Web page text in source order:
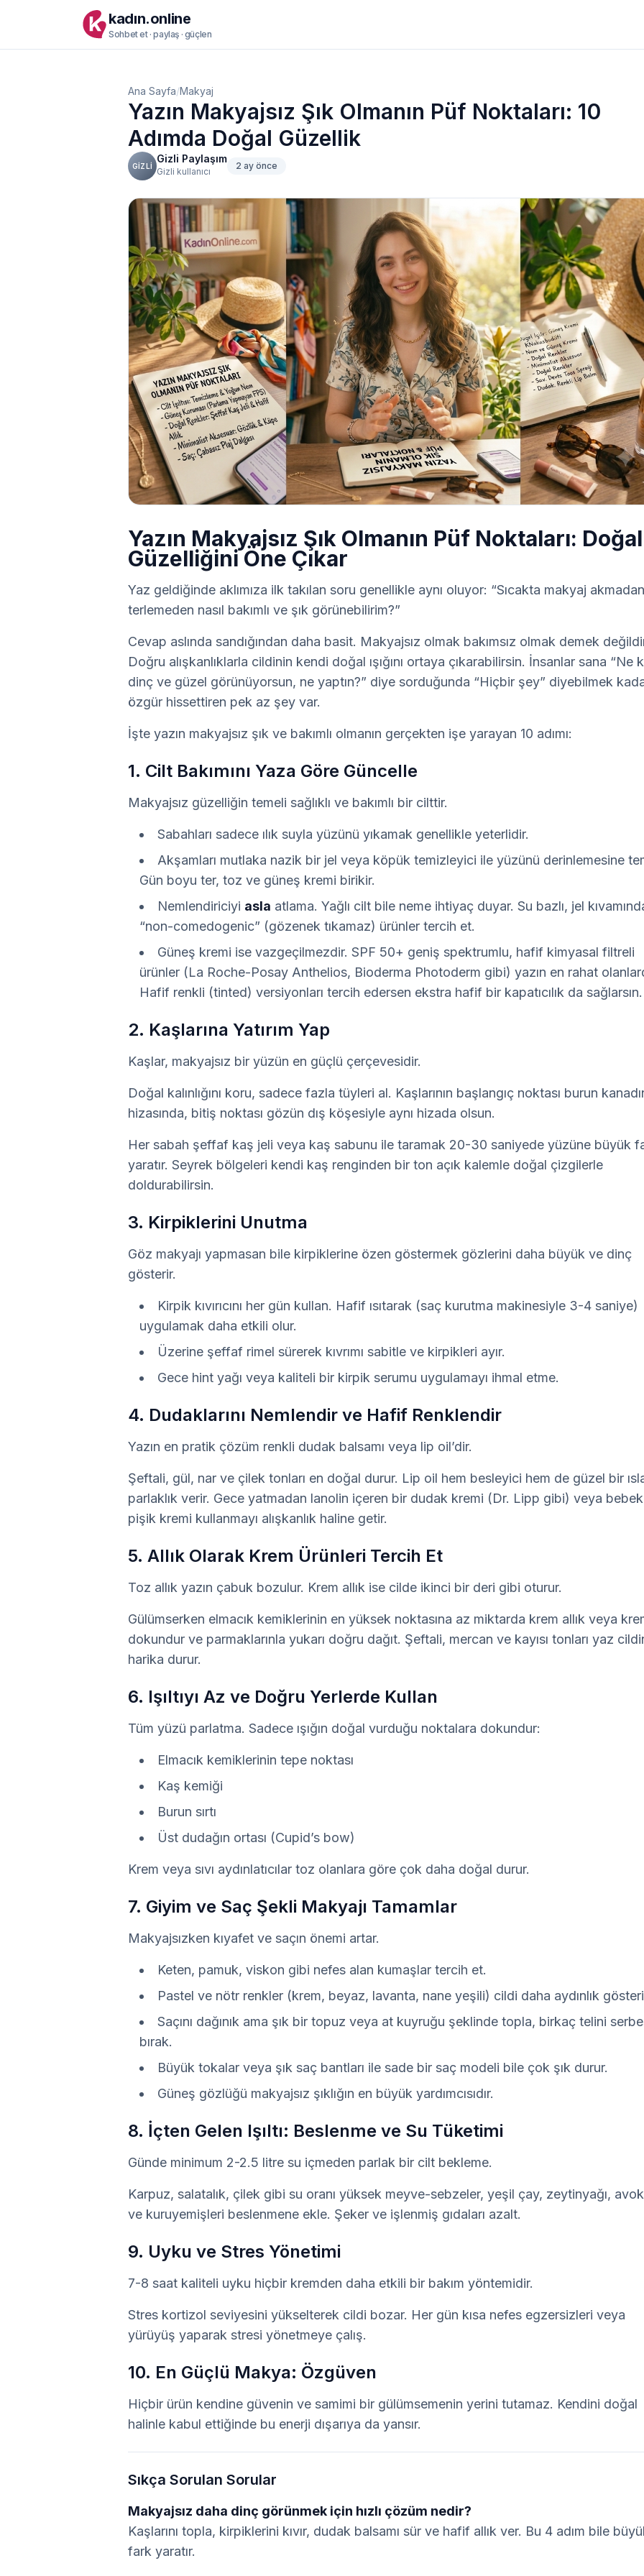
kadın.online
Sohbet et · paylaş · güçlen
Ana Sayfa/Makyaj
Yazın Makyajsız Şık Olmanın Püf Noktaları: 10
Adımda Doğal Güzellik
GIZLI
Gizli Paylaşım
Gizli kullanıcı
2 ay önce
Yazın Makyajsız Şık Olmanın Püf Noktaları: Doğal
Güzelliğini Öne Çıkar
Yaz geldiğinde aklımıza ilk takılan soru genellikle aynı oluyor: “Sıcakta makyaj
terlemeden nasıl bakımlı ve şık görünebilirim?”
Cevap aslında sandığından daha basit. Makyajsız olmak bakımsız olmak demek
Doğru alışkanlıklarla cildinin kendi doğal ışığını ortaya çıkarabilirsin. İnsanlar sana “Ne
dinç ve güzel görünüyorsun, ne yaptın?” diye sorduğunda “Hiçbir şey” diyebilmek
özgür hissettiren pek az şey var.
İşte yazın makyajsız şık ve bakımlı olmanın gerçekten işe yarayan 10 adımı:
1. Cilt Bakımını Yaza Göre Güncelle
Makyajsız güzelliğin temeli sağlıklı ve bakımlı bir cilttir.
Sabahları sadece ılık suyla yüzünü yıkamak genellikle yeterlidir.
Akşamları mutlaka nazik bir jel veya köpük temizleyici ile yüzünü derinlemesine
Gün boyu ter, toz ve güneş kremi birikir.
Nemlendiriciyi asla atlama. Yağlı cilt bile neme ihtiyaç duyar. Su bazlı, jel
“non-comedogenic” (gözenek tıkamaz) ürünler tercih et.
Güneş kremi ise vazgeçilmezdir. SPF 50+ geniş spektrumlu, hafif kimyasal filtreli
ürünler (La Roche-Posay Anthelios, Bioderma Photoderm gibi) yazın en rahat
Hafif renkli (tinted) versiyonları tercih edersen ekstra hafif bir kapatıcılık da sağlarsın.
2. Kaşlarına Yatırım Yap
Kaşlar, makyajsız bir yüzün en güçlü çerçevesidir.
Doğal kalınlığını koru, sadece fazla tüyleri al. Kaşlarının başlangıç noktası burun
hizasında, bitiş noktası gözün dış köşesiyle aynı hizada olsun.
Her sabah şeffaf kaş jeli veya kaş sabunu ile taramak 20-30 saniyede yüzüne büyük
yaratır. Seyrek bölgeleri kendi kaş renginden bir ton açık kalemle doğal çizgilerle
doldurabilirsin.
3. Kirpiklerini Unutma
Göz makyajı yapmasan bile kirpiklerine özen göstermek gözlerini daha büyük ve dinç
gösterir.
Kirpik kıvırıcını her gün kullan. Hafif ısıtarak (saç kurutma makinesiyle 3-4 saniye)
uygulamak daha etkili olur.
Üzerine şeffaf rimel sürerek kıvrımı sabitle ve kirpikleri ayır.
Gece hint yağı veya kaliteli bir kirpik serumu uygulamayı ihmal etme.
4. Dudaklarını Nemlendir ve Hafif Renklendir
Yazın en pratik çözüm renkli dudak balsamı veya lip oil’dir.
Şeftali, gül, nar ve çilek tonları en doğal durur. Lip oil hem besleyici hem de güzel bir
parlaklık verir. Gece yatmadan lanolin içeren bir dudak kremi (Dr. Lipp gibi) veya bebek
pişik kremi kullanmayı alışkanlık haline getir.
5. Allık Olarak Krem Ürünleri Tercih Et
Toz allık yazın çabuk bozulur. Krem allık ise cilde ikinci bir deri gibi oturur.
Gülümserken elmacık kemiklerinin en yüksek noktasına az miktarda krem allık veya
dokundur ve parmaklarınla yukarı doğru dağıt. Şeftali, mercan ve kayısı tonları yaz
harika durur.
6. Işıltıyı Az ve Doğru Yerlerde Kullan
Tüm yüzü parlatma. Sadece ışığın doğal vurduğu noktalara dokundur:
Elmacık kemiklerinin tepe noktası
Kaş kemiği
Burun sırtı
Üst dudağın ortası (Cupid’s bow)
Krem veya sıvı aydınlatıcılar toz olanlara göre çok daha doğal durur.
7. Giyim ve Saç Şekli Makyajı Tamamlar
Makyajsızken kıyafet ve saçın önemi artar.
Keten, pamuk, viskon gibi nefes alan kumaşlar tercih et.
Pastel ve nötr renkler (krem, beyaz, lavanta, nane yeşili) cildi daha aydınlık
Saçını dağınık ama şık bir topuz veya at kuyruğu şeklinde topla, birkaç telini
bırak.
Büyük tokalar veya şık saç bantları ile sade bir saç modeli bile çok şık durur.
Güneş gözlüğü makyajsız şıklığın en büyük yardımcısıdır.
8. İçten Gelen Işıltı: Beslenme ve Su Tüketimi
Günde minimum 2-2.5 litre su içmeden parlak bir cilt bekleme.
Karpuz, salatalık, çilek gibi su oranı yüksek meyve-sebzeler, yeşil çay, zeytinyağı,
ve kuruyemişleri beslenmene ekle. Şeker ve işlenmiş gıdaları azalt.
9. Uyku ve Stres Yönetimi
7-8 saat kaliteli uyku hiçbir kremden daha etkili bir bakım yöntemidir.
Stres kortizol seviyesini yükselterek cildi bozar. Her gün kısa nefes egzersizleri veya
yürüyüş yaparak stresi yönetmeye çalış.
10. En Güçlü Makya: Özgüven
Hiçbir ürün kendine güvenin ve samimi bir gülümsemenin yerini tutamaz. Kendini doğal
halinle kabul ettiğinde bu enerji dışarıya da yansır.
Sıkça Sorulan Sorular
Makyajsız daha dinç görünmek için hızlı çözüm nedir?
Kaşlarını topla, kirpiklerini kıvır, dudak balsamı sür ve hafif allık ver. Bu 4 adım bile
fark yaratır.